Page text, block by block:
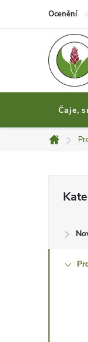
Ocenění
Čaje,
Domů
s
kategorie